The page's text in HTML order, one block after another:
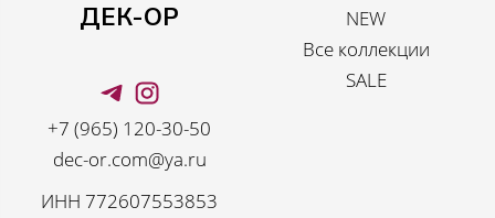
ДЕК-ОР
+7 (965) 120-30-50
dec-or.com@ya.ru
ИНН 772607553853
NEW
Все коллекции
SALE